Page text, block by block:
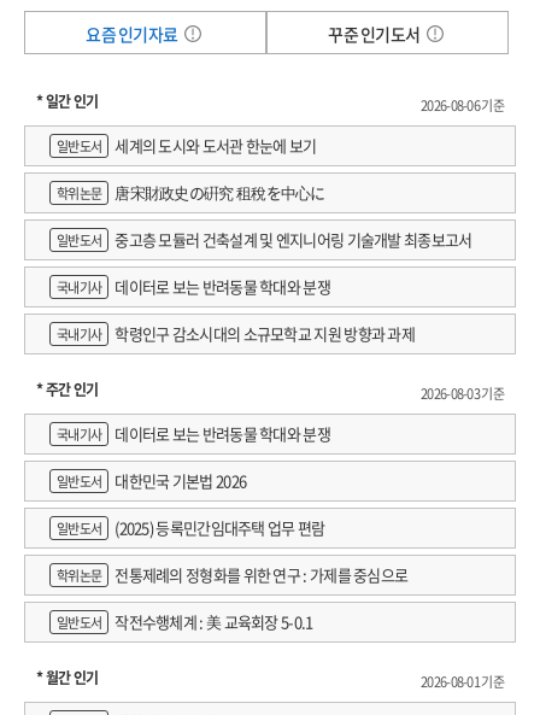
요즘 인기자료
꾸준 인기도서
* 일간 인기
2026-08-06 기준
일반도서
세계의 도시와 도서관 한눈에 보기
학위논문 唐宋財政史の硏究 租稅を中心に
일반도서 중고층 모듈러 건축설계 및 엔지니어링 기술개발 최종보고서
국내기사 데이터로 보는 반려동물 학대와 분쟁
국내기사 학령인구 감소시대의 소규모학교 지원 방향과 과제
* 주간 인기
2026-08-03 기준
국내기사
데이터로 보는 반려동물 학대와 분쟁
일반도서 대한민국 기본법 2026
일반도서 (2025) 등록민간임대주택 업무 편람
학위논문 전통제례의 정형화를 위한 연구 : 가제를 중심으로
일반도서 작전수행체계 : 美 교육회장 5-0.1
* 월간 인기
2026-08-01 기준